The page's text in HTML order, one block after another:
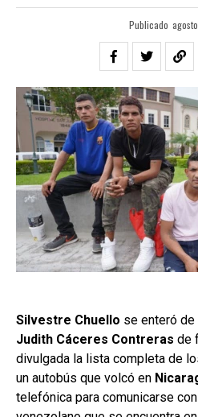
Publicado
Silvestre Chuello se enteró de
Judith Cáceres Contreras de
divulgada la lista completa de
un autobús que volcó en
telefónica para comunicarse